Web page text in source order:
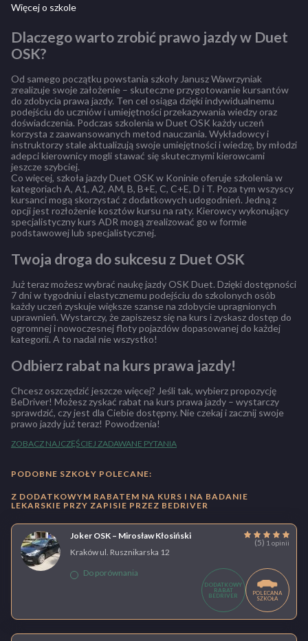
Więcej o szkole
Dlaczego warto zrobić prawo jazdy w Duet
OSK?
Od samego początku powstania szkoły Janusz Wawrzyniak
zrealizuje swoje założenie – skuteczne przygotowanie kursantów
do zdobycia prawa jazdy. Ten cel osiąga dzięki indywidualnemu
podejściu do uczniów i umiejętności przekazywania wiedzy oraz
doświadczenia. Podczas szkolenia w Duet OSK każdy uczeń
korzysta z zaawansowanych metod nauczania. Wykładowcy i
instruktorzy stale aktualizują swoje umiejętności i wiedzę, by młodzi
adepci kierownicy mogli stawać się skutecznymi kierowcami
jeszcze szybciej.
Co więcej, szkoła jazdy Duet OSK w Koninie oferuje szkolenia w
kategoriach A, A1, A2, AM, B, B+E, C, C+E, D i T. Poza tym wszyscy
kursanci mogą skorzystać z dodatkowych udogodnień. Jedną z
opcji jest rozłożenie kosztów kursu na raty. Kierowcy wykonujący
specjalistyczny kurs ADR mogą zrealizować go w formie
podstawowej lub specjalistycznej.
Twoja droga do sukcesu z Duet OSK
Już teraz możesz wybrać naukę jazdy OSK Duet. Dzięki dostępności
7 dni w tygodniu i elastycznemu podejściu do szkolonych osób
każdy uczeń zyskuje większe szanse na zdobycie upragnionych
uprawnień. Wystarczy, że zapiszesz się na kurs i zyskasz dostęp do
ogromnej i nowoczesnej floty pojazdów dopasowanej do każdej
kategorii. A to nadal nie wszystko!
Odbierz rabat na kurs prawa jazdy!
Chcesz oszczędzić jeszcze więcej? Jeśli tak, wybierz propozycję
BeDriver! Możesz zyskać rabat na kurs prawa jazdy – wystarczy
sprawdzić, czy jest dla Ciebie dostępny. Nie czekaj i zacznij swoje
prawo jazdy już teraz! Powodzenia!
ZOBACZ NAJCZĘŚCIEJ ZADAWANE PYTANIA
PODOBNE SZKOŁY POLECANE:
Z DODATKOWYM RABATEM NA KURS I NA BADANIE
LEKARSKIE PRZY ZAPISIE PRZEZ BEDRIVER
Joker OSK – Mirosław Kłosiński
(5) 1 opinii
Kraków ul. Rusznikarska 12
Do porównania
DODATKOWY
RABAT
BEDRIVER
POLECANA
SZKOŁA